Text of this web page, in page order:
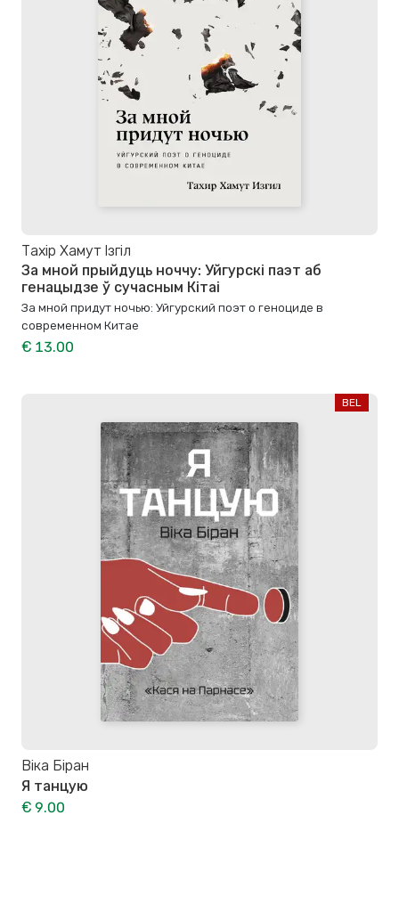
Тахір Хамут Ізгіл
За мной прыйдуць ноччу: Уйгурскі паэт аб
генацыдзе ў сучасным Кітаі
За мной придут ночью: Уйгурский поэт о геноциде в
современном Китае
€ 13.00
BEL
Віка Біран
Я танцую
€ 9.00